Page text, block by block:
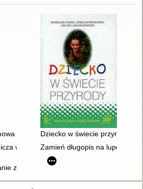
z komentarzami. T. 5, Edukacja
Dziecko w świecie przyrody :
w szkole podstawowej. Zeszyt
Zamień długopis na lupę :
zainteresowań przyrodniczych